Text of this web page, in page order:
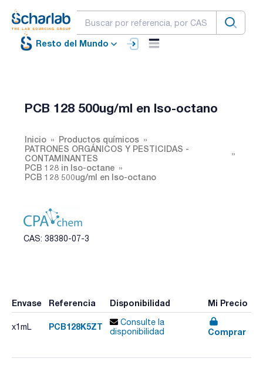
Resto del Mundo
PCB 128 500ug/ml en Iso-octano
Inicio
Productos químicos
PATRONES ORGÁNICOS Y PESTICIDAS -
CONTAMINANTES
PCB 128 in Iso-octane
PCB 128 500ug/ml en Iso-octano
CAS: 38380-07-3
Envase Referencia Disponibilidad Mi Precio
x1mL PCB128K5ZT
Consulte la
disponibilidad
Comprar